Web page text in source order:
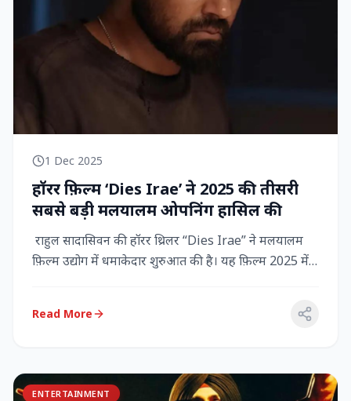
1 Dec 2025
हॉरर फ़िल्म ‘Dies Irae’ ने 2025 की तीसरी
सबसे बड़ी मलयालम ओपनिंग हासिल की
राहुल सादासिवन की हॉरर थ्रिलर “Dies Irae” ने मलयालम
फ़िल्म उद्योग में धमाकेदार शुरुआत की है। यह फ़िल्म 2025 में
Read More
ENTERTAINMENT